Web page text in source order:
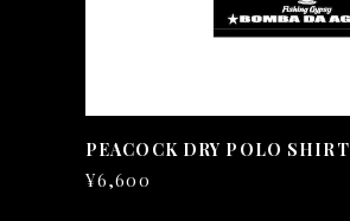
PEACOCK DRY POLO SHIRT
¥6,600